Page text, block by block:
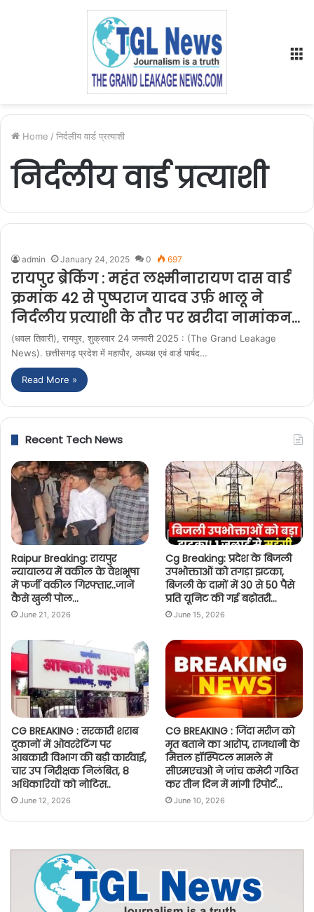
Home / निर्दलीय वार्ड प्रत्याशी
निर्दलीय वार्ड प्रत्याशी
admin January 24, 2025 0 697
रायपुर ब्रेकिंग : महंत लक्ष्मीनारायण दास वार्ड
क्रमांक 42 से पुष्पराज यादव उर्फ़ भालू ने
निर्दलीय प्रत्याशी के तौर पर खरीदा नामांकन…
(धवल तिवारी), रायपुर, शुक्रवार 24 जनवरी 2025 : (The Grand Leakage
News). छत्तीसगढ़ प्रदेश में महापौर, अध्यक्ष एवं वार्ड पार्षद…
Read More »
Recent Tech News
Raipur Breaking: रायपुर
न्यायालय में वकील के वेशभूषा
में फर्जी वकील गिरफ्तार..जानें
कैसे खुली पोल…
June 21, 2026
Cg Breaking: प्रदेश के बिजली
उपभोक्ताओं को तगड़ा झटका,
बिजली के दामों में 30 से 50 पैसे
प्रति यूनिट की गई बढ़ोतरी…
June 15, 2026
CG BREAKING : सरकारी शराब
दुकानों में ओवररेटिंग पर
आबकारी विभाग की बड़ी कार्रवाई,
चार उप निरीक्षक निलंबित, 8
अधिकारियों को नोटिस..
June 12, 2026
CG BREAKING : जिंदा मरीज को
मृत बताने का आरोप, राजधानी के
मित्तल हॉस्पिटल मामले में
सीएमएचओ ने जांच कमेटी गठित
कर तीन दिन में मांगी रिपोर्ट…
June 10, 2026